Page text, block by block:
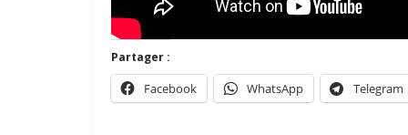
Partager :
Facebook WhatsApp Telegram